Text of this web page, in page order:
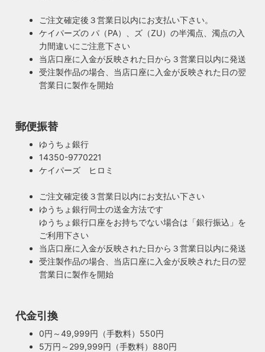
計がダサいとイマイチ決まらない。住宅や店舗も同じく照明
がダサいだけでせっかくの良い建築やインテリアも台無しで
す。ハイロミドットコムがこだわるのは、旧き良きアメリカ
のインテリアや工業製品の重厚感やゴージャスさ。それでい
て飽きの来ない無垢さや素朴さを追求したヴィンテージスタ
イルでの提案にこだわっています。
の古い照明も安心してお使い頂けます。当店は製造事業者と
して近畿経済産業局へ特定電気用品以外の電気用品の製造事
業者として届出を行っております。
100年近く前のソケットも復活・特殊な絶縁体
ヴィンテージスタイルの照明製作に欠かせない古いソケッ
ト。何十年、時には100年近く前のソケットシェルを使うこ
ご注文確定後３営業日以内にお支払い下さい。
ケイパーズの パ（PA）、ズ（ZU）の半濁点、濁点の入
力間違いにご注意下さい
当店口座に入金が反映された日から３営業日以内に発送
受注製作品の場合、当店口座に入金が反映された日の翌
営業日に製作を開始
郵便振替
ゆうちょ銀行
14350-9770221
ケイパーズ ヒロミ
ご注文確定後３営業日以内にお支払い下さい
ゆうちょ銀行同士の送金方法です
ゆうちょ銀行口座をお持ちでない場合は「銀行振込」を
ご利用下さい
当店口座に入金が反映された日から３営業日以内に発送
受注製作品の場合、当店口座に入金が反映された日の翌
営業日に製作を開始
代金引換
0円～49,999円（手数料）550円
5万円～299,999円（手数料）880円